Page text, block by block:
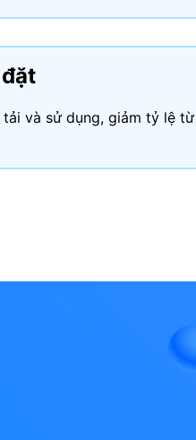
và sử dụng, giảm tỷ lệ từ